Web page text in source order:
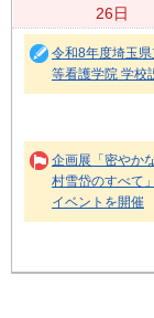
26日
令和8年度埼玉
等看護学院 学校
企画展「密やか
村雪岱のすべて
イベントを開催